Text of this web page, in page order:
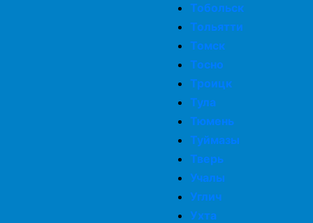
Тобольск
Тольятти
Томск
Тосно
Троицк
Тула
Тюмень
Туймазы
Тверь
Учалы
Углич
Ухта